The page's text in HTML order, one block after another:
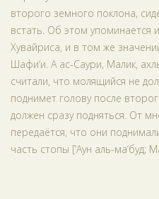
второго земного поклона,
встать. Об этом упоминается
Хувайриса, и в том же
Шафи‘и. А ас-Саури, Малик,
считали, что молящийся не
поднимет голову после
должен сразу подняться. От
передаётся, что они
часть стопы [‘Аун аль-ма‘буд;